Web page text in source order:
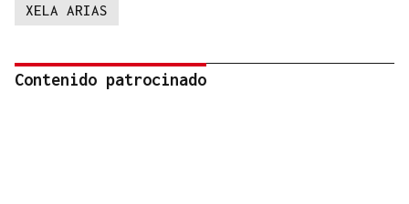
XELA ARIAS
Contenido patrocinado